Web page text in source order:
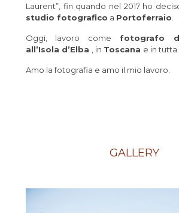
Laurent”, fin quando nel 2017 ho
studio fotografico a Portoferraio
Oggi, lavoro come fotografo
all’Isola d’Elba
, in Toscana e in tutta
Amo la fotografia e amo il mio lavoro.
GALLERY